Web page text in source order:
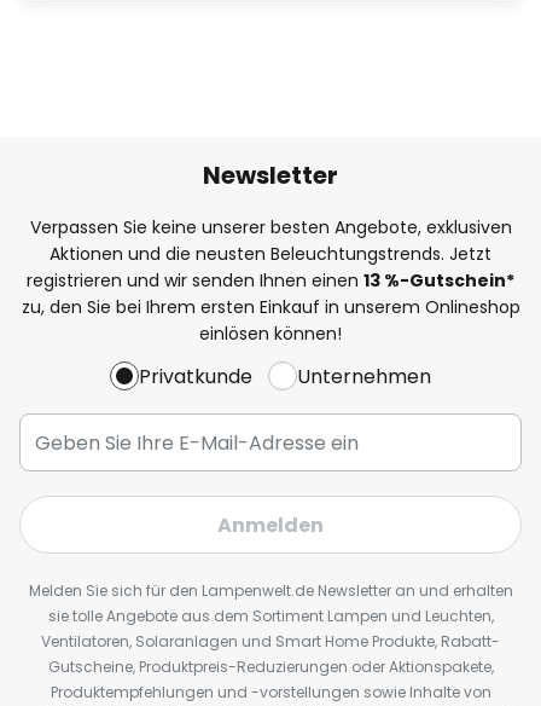
Newsletter
Verpassen Sie keine unserer besten Angebote, exklusiven
Aktionen und die neusten Beleuchtungstrends. Jetzt
registrieren und wir senden Ihnen einen 13 %-Gutschein*
zu, den Sie bei Ihrem ersten Einkauf in unserem Onlineshop
einlösen können!
Privatkunde Unternehmen
Anmelden
Melden Sie sich für den Lampenwelt.de Newsletter an und erhalten
sie tolle Angebote aus dem Sortiment Lampen und Leuchten,
Ventilatoren, Solaranlagen und Smart Home Produkte, Rabatt-
Gutscheine, Produktpreis-Reduzierungen oder Aktionspakete,
Produktempfehlungen und -vorstellungen sowie Inhalte von